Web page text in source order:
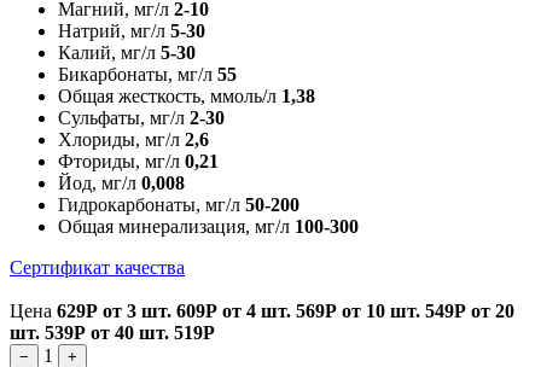
Магний, мг/л 2-10
Натрий, мг/л 5-30
Калий, мг/л 5-30
Бикарбонаты, мг/л 55
Общая жесткость, ммоль/л 1,38
Сульфаты, мг/л 2-30
Хлориды, мг/л 2,6
Фториды, мг/л 0,21
Йод, мг/л 0,008
Гидрокарбонаты, мг/л 50-200
Общая минерализация, мг/л 100-300
Сертификат качества
Цена 629Р от 3 шт. 609Р от 4 шт. 569Р от 10 шт. 549Р от 20
шт. 539Р от 40 шт. 519Р
− 1 +